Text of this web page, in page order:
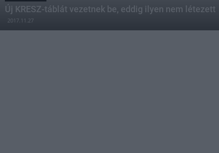
Új KRESZ-táblát vezetnek be, eddig ilyen nem létezett
2017.11.27